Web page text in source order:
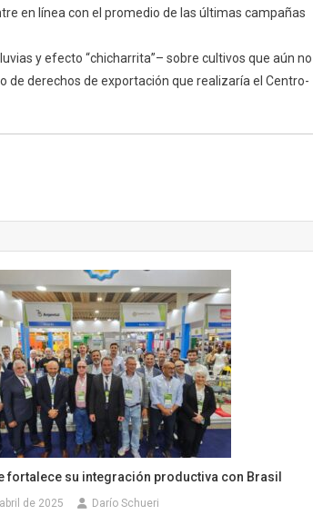
en línea con el promedio de las últimas campañas
y efecto “chicharrita”– sobre cultivos que aún no
de derechos de exportación que realizaría el Centro-
fortalece su integración productiva con Brasil
de 2025 Darío Schueri